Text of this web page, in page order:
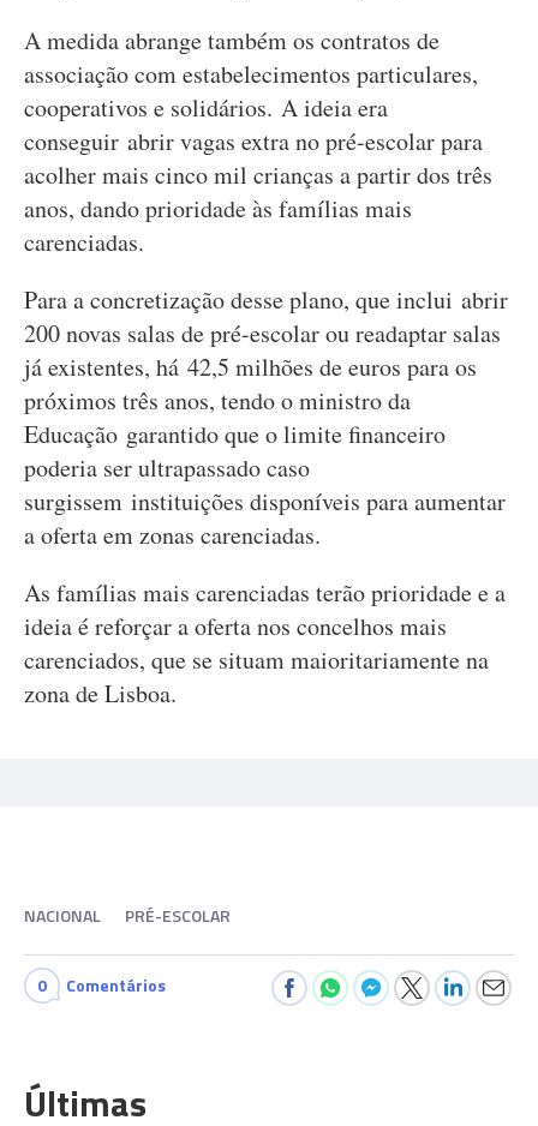
A medida abrange também os contratos de
associação com estabelecimentos particulares,
cooperativos e solidários. A ideia era
conseguir abrir vagas extra no pré-escolar para
acolher mais cinco mil crianças a partir dos três
anos, dando prioridade às famílias mais
carenciadas.
Para a concretização desse plano, que inclui abrir
200 novas salas de pré-escolar ou readaptar salas
já existentes, há 42,5 milhões de euros para os
próximos três anos, tendo o ministro da
Educação garantido que o limite financeiro
poderia ser ultrapassado caso
surgissem instituições disponíveis para aumentar
a oferta em zonas carenciadas.
As famílias mais carenciadas terão prioridade e a
ideia é reforçar a oferta nos concelhos mais
carenciados, que se situam maioritariamente na
zona de Lisboa.
NACIONAL PRÉ-ESCOLAR
0 Comentários
Últimas